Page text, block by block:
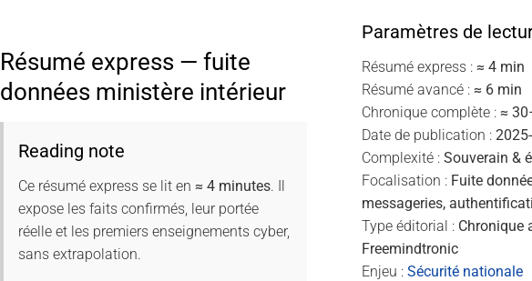
Résumé express — fuite
données ministère intérieur
Reading note
Ce résumé express se lit en ≈ 4 minutes. Il
expose les faits confirmés, leur portée
réelle et les premiers enseignements cyber,
sans extrapolation.
Paramètres de
Résumé express : ≈ 4 min
Résumé avancé : ≈ 6 min
Chronique complète : ≈
Date de publication :
Complexité : Souverain &
Focalisation : Fuite
messageries,
Type éditorial : Chronique
Freemindtronic
Enjeu : Sécurité nationale